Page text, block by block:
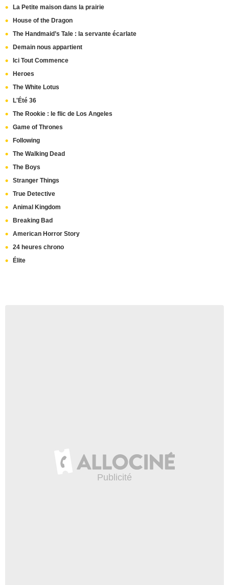
La Petite maison dans la prairie
House of the Dragon
The Handmaid’s Tale : la servante écarlate
Demain nous appartient
Ici Tout Commence
Heroes
The White Lotus
L'Été 36
The Rookie : le flic de Los Angeles
Game of Thrones
Following
The Walking Dead
The Boys
Stranger Things
True Detective
Animal Kingdom
Breaking Bad
American Horror Story
24 heures chrono
Élite